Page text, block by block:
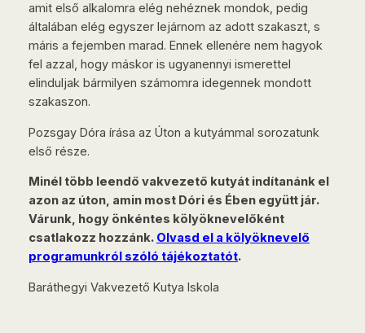
amit első alkalomra elég nehéznek mondok, pedig
általában elég egyszer lejárnom az adott szakaszt, s
máris a fejemben marad. Ennek ellenére nem hagyok
fel azzal, hogy máskor is ugyanennyi ismerettel
elinduljak bármilyen számomra idegennek mondott
szakaszon.
Pozsgay Dóra írása az Úton a kutyámmal sorozatunk
első része.
Minél több leendő vakvezető kutyát indítanánk el
azon az úton, amin most Dóri és Ében együtt jár.
Várunk, hogy önkéntes kölyöknevelőként
csatlakozz hozzánk. Olvasd el a kölyöknevelő
programunkról szóló tájékoztatót.
Baráthegyi Vakvezető Kutya Iskola